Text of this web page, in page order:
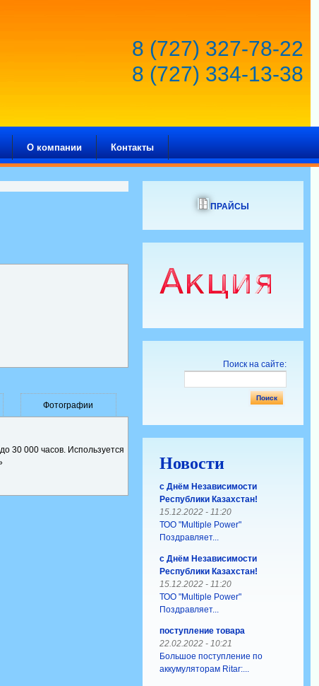
8 (727) 327-78-22
8 (727) 334-13-38
О компании Контакты
Фотографии
30 000 часов. Используется
ПРАЙСЫ
Поиск на сайте:
Новости
с Днём Независимости
Республики Казахстан!
15.12.2022 - 11:20
ТОО "Multiple Power"
Поздравляет...
с Днём Независимости
Республики Казахстан!
15.12.2022 - 11:20
ТОО "Multiple Power"
Поздравляет...
поступление товара
22.02.2022 - 10:21
Большое поступление по
аккумуляторам Ritar:...